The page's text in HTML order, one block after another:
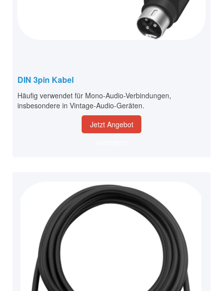
DIN 3pin Kabel
Häufig verwendet für Mono-Audio-Verbindungen,
insbesondere in Vintage-Audio-Geräten.
Jetzt Angebot